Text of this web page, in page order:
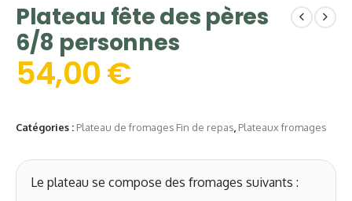
Plateau fête des pères
6/8 personnes
54,00€
Catégories : Plateau de fromages Fin de repas Plateaux fromages
Le plateau se compose des fromages suivants :